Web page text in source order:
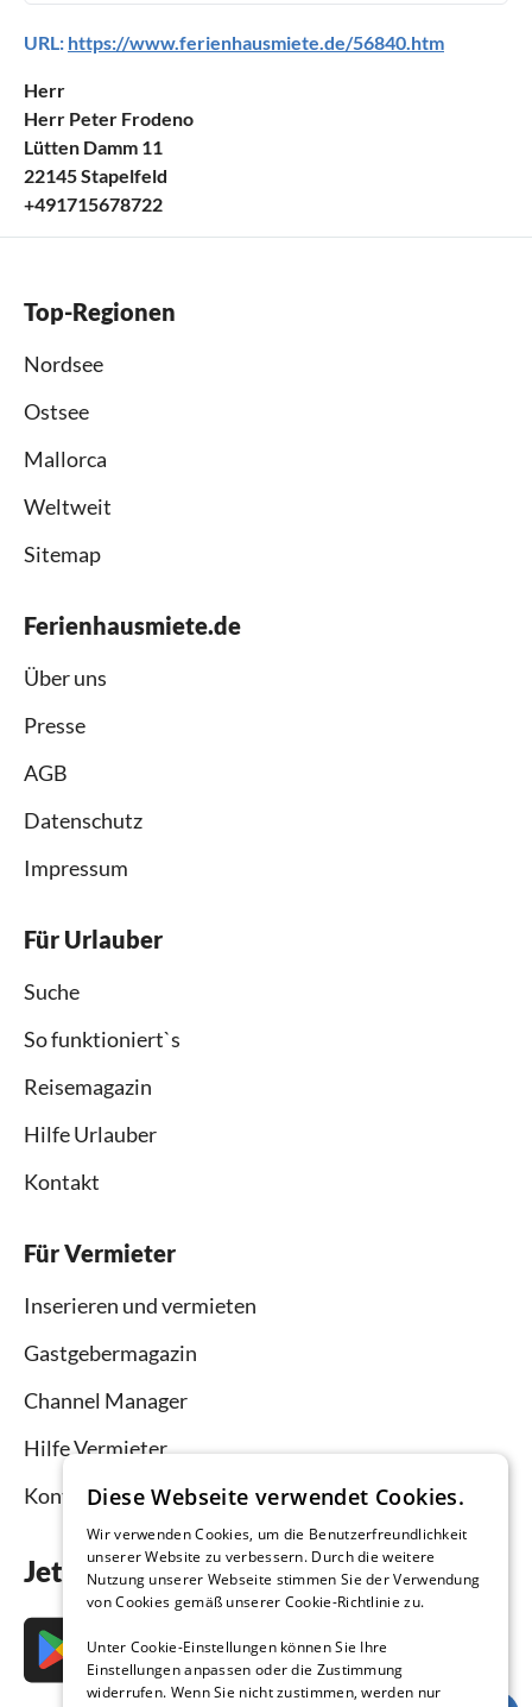
URL: https://www.ferienhausmiete.de/56840.htm
Herr
Herr Peter Frodeno
Lütten Damm 11
22145 Stapelfeld
+491715678722
Top-Regionen
Nordsee
Ostsee
Mallorca
Weltweit
Sitemap
Ferienhausmiete.de
Über uns
Presse
AGB
Datenschutz
Impressum
Für Urlauber
Suche
So funktioniert`s
Reisemagazin
Hilfe Urlauber
Kontakt
Für Vermieter
Inserieren und vermieten
Gastgebermagazin
Channel Manager
Hilfe Vermieter
Kontakt
Jetzt die App downloaden
Diese Webseite verwendet Cookies.
Wir verwenden Cookies, um die Benutzerfreundlichkeit
unserer Website zu verbessern. Durch die weitere
Nutzung unserer Webseite stimmen Sie der Verwendung
von Cookies gemäß unserer Cookie-Richtlinie zu.
Unter Cookie-Einstellungen können Sie Ihre
Einstellungen anpassen oder die Zustimmung
widerrufen. Wenn Sie nicht zustimmen, werden nur